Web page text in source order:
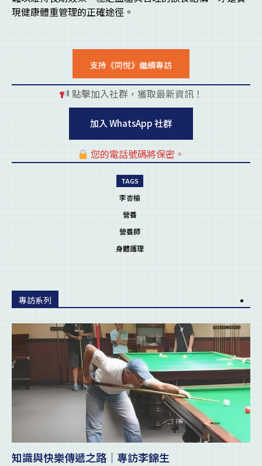
現健康體重管理的正確途徑。
支持《同悅》繼續專訪
點擊加入社群，獲取最新資訊！
加入 WhatsApp 社群
您的電話號碼將保密。
TAGS
李杏榆
營養
營養師
身體護理
專訪系列
知識與快樂傳遞之路｜專訪李錦生